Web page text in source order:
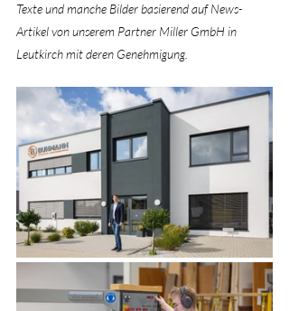
Texte und manche Bilder basierend auf News-
Artikel von unserem Partner Miller GmbH in
Leutkirch mit deren Genehmigung.